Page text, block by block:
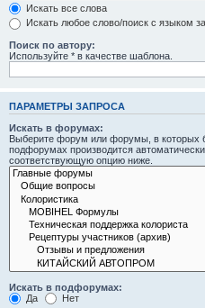
Искать все слова
Искать любое слово/поиск с языком
Поиск по автору:
Используйте * в качестве шаблона.
ПАРАМЕТРЫ ЗАПРОСА
Искать в форумах:
Выберите форум или форумы, в которых
подфорумах производится
соответствующую опцию ниже.
Искать в подфорумах:
Да
Нет